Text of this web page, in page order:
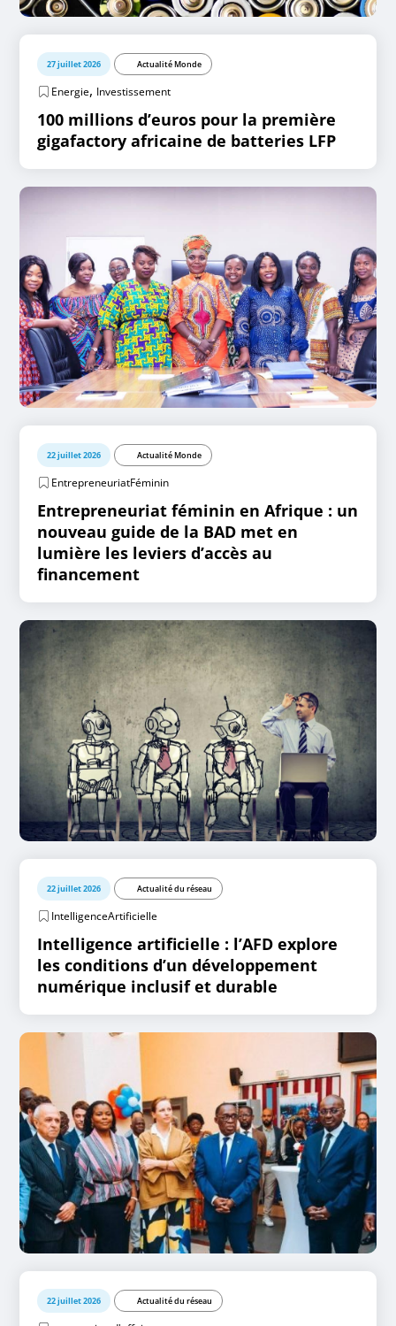
27 juillet 2026 Actualité Monde
Energie, Investissement
100 millions d’euros pour la première
gigafactory africaine de batteries LFP
22 juillet 2026 Actualité Monde
EntrepreneuriatFéminin
Entrepreneuriat féminin en Afrique : un
nouveau guide de la BAD met en
lumière les leviers d’accès au
financement
22 juillet 2026 Actualité du réseau
IntelligenceArtificielle
Intelligence artificielle : l’AFD explore
les conditions d’un développement
numérique inclusif et durable
22 juillet 2026 Actualité du réseau